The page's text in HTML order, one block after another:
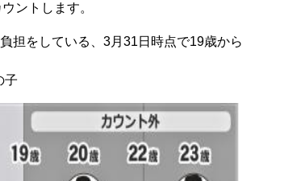
ントします。
担をしている、3月31日時点で19歳から
子